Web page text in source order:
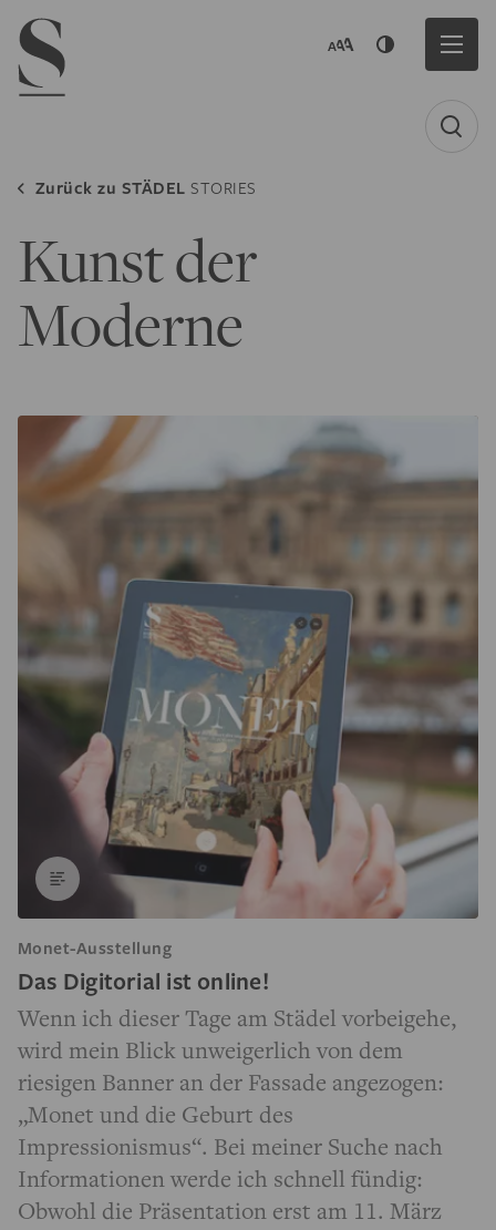
Navigation menu
Zurück zu STÄDEL STORIES
Kunst der
Moderne
Monet-Ausstellung
Das Digitorial ist online!
Wenn ich dieser Tage am Städel vorbeigehe,
wird mein Blick unweigerlich von dem
riesigen Banner an der Fassade angezogen:
„Monet und die Geburt des
Impressionismus“. Bei meiner Suche nach
Informationen werde ich schnell fündig:
Obwohl die Präsentation erst am 11. März